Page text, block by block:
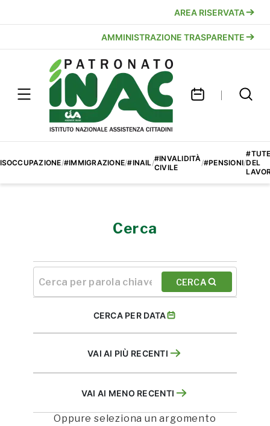
AREA RISERVATA
AMMINISTRAZIONE TRASPARENTE
/#IMMIGRAZIONE/#INAIL/#INVALIDITÀ
CIVILE
/#PENSIONI/DEL
Cerca
CERCA
CERCA PER DATA
VAI AI PIÙ RECENTI
VAI AI MENO RECENTI
Oppure seleziona un argomento